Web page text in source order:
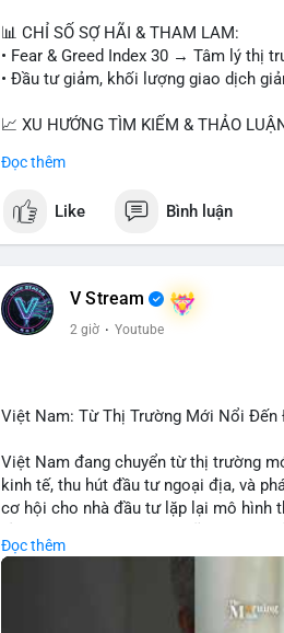
📊 CHỈ SỐ SỢ HÃI & THAM LAM:
• Fear & Greed Index 30 → Tâm lý thị
• Đầu tư giảm, khối lượng giao dịch
📈 XU HƯỚNG TÌM KIẾM & THẢO
Tutorial.
• LunarCrush: Ethereum, Solana,
etc.
💬 DÒNG CHẢY TIN TỨC & TRUYỀN
• Telegram: US Senate tiến hành bỏ
nhu cầu.
crypto.
💡 NHẬN ĐỊNH & KHUYẾN NGHỊ:
• Tâm lý ngắn hạn: sợ hãi, giảm khối
• Khuyến nghị: giữ cẩn thận, tránh
📊 Nguồn: Radar Tâm Lý Thị Trường
Đọc thêm
Like Bình luận
V Stream
2 giờ · Youtube
Việt Nam: Từ Thị Trường Mới Nổi Đến
Việt Nam đang chuyển từ thị trường
kinh tế, thu hút đầu tư ngoại địa, và
cơ hội cho nhà đầu tư lặp lại mô hình
đầu tư toàn cầu.
Đọc thêm